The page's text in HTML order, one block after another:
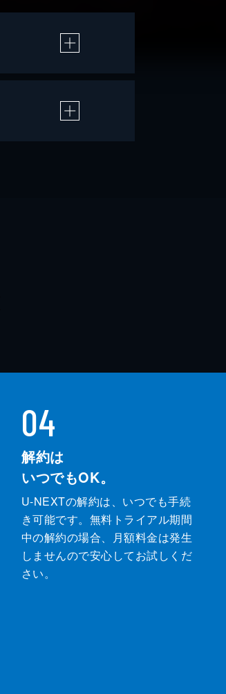
04
解約は
いつでもOK。
U-NEXTの解約は、いつでも手続
き可能です。無料トライアル期間
中の解約の場合、月額料金は発生
しませんので安心してお試しくだ
さい。